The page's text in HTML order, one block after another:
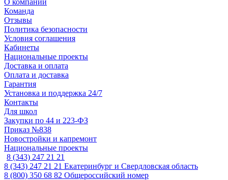
О компании
Команда
Отзывы
Политика безопасности
Условия соглашения
Кабинеты
Национальные проекты
Доставка и оплата
Оплата и доставка
Гарантия
Установка и поддержка 24/7
Контакты
Для школ
Закупки по 44 и 223-ФЗ
Приказ №838
Новостройки и капремонт
Национальные проекты
8 (343) 247 21 21
8 (343) 247 21 21 Екатеринбург и Свердловская область
8 (800) 350 68 82 Общероссийский номер